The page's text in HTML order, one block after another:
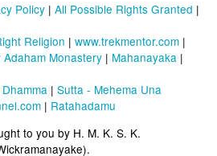
Policy | All Possible Rights Granted |
Religion | www.trekmentor.com |
Adaham Monastery | Mahanayaka |
| Sutta - Mehema Una
| Ratahadamu
to you by H. M. K. S. K.